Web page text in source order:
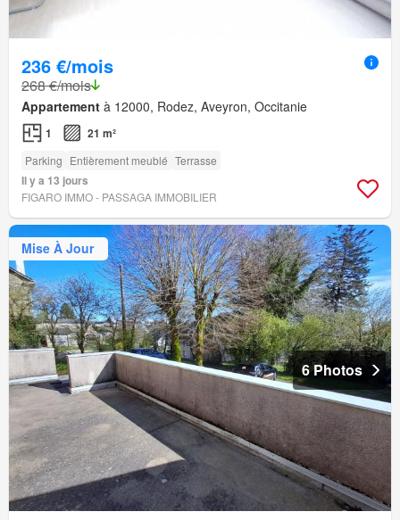
236 €/mois
268 €/mois
Appartement à 12000, Rodez, Aveyron, Occitanie
1 21 m²
Parking Entièrement meublé Terrasse
Il y a 13 jours
FIGARO IMMO - PASSAGA IMMOBILIER
Mise À Jour
6 Photos